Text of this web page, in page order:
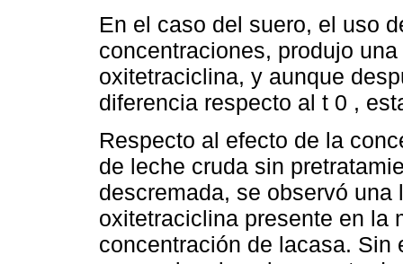
En el caso del suero, el uso
concentraciones, produjo
oxitetraciclina, y aunque
diferencia respecto al t 0 ,
Respecto al efecto de la
de leche cruda sin
descremada, se observó
oxitetraciclina presente en la
concentración de lacasa. Sin